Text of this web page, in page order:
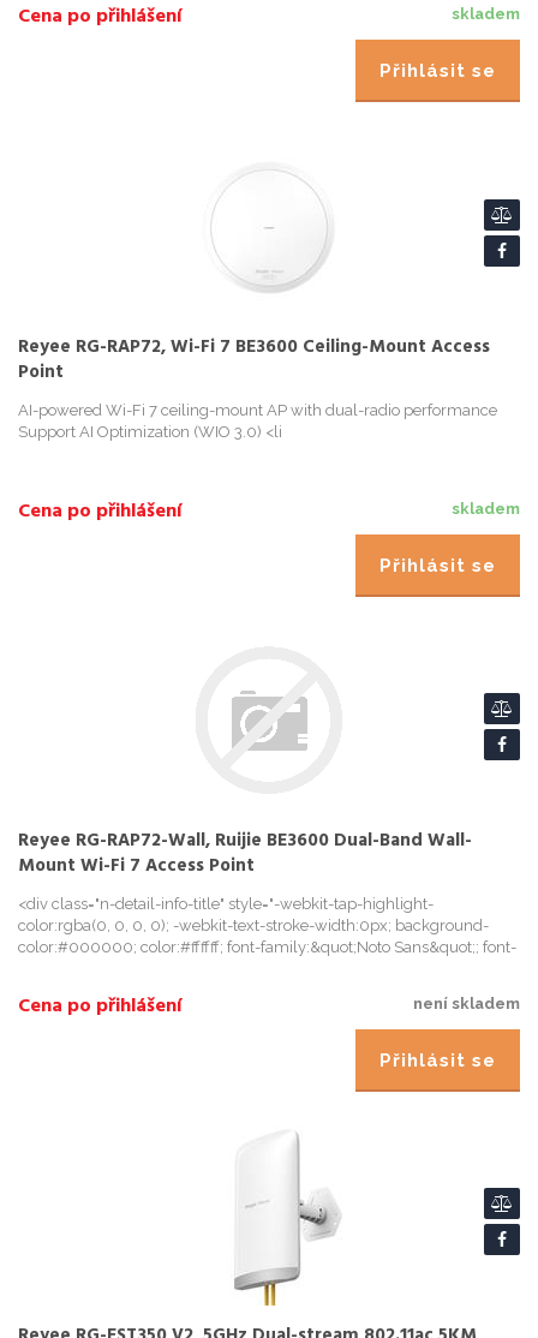
skladem
Cena po přihlášení
Přihlásit se
Reyee RG-RAP72, Wi-Fi 7 BE3600 Ceiling-Mount Access
Point
AI-powered Wi-Fi 7 ceiling-mount AP with dual-radio performance
Support AI Optimization (WIO 3.0) <li
skladem
Cena po přihlášení
Přihlásit se
Reyee RG-RAP72-Wall, Ruijie BE3600 Dual-Band Wall-
Mount Wi-Fi 7 Access Point
<div class="n-detail-info-title" style="-webkit-tap-highlight-
color:rgba(0, 0, 0, 0); -webkit-text-stroke-width:0px; background-
color:#000000; color:#ffffff; font-family:&quot;Noto Sans&quot;; font-
není skladem
Cena po přihlášení
Přihlásit se